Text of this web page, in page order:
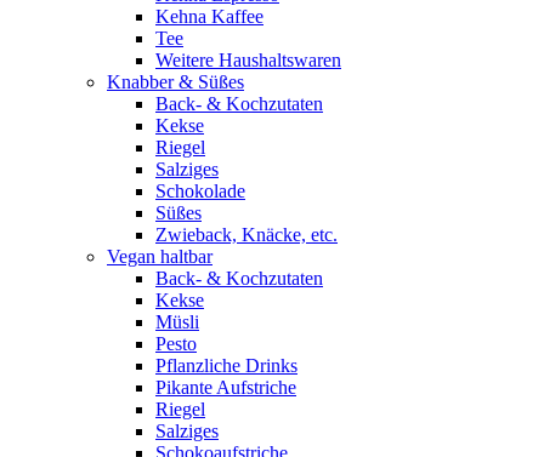
Kehna Kaffee
Tee
Weitere Haushaltswaren
Knabber & Süßes
Back- & Kochzutaten
Kekse
Riegel
Salziges
Schokolade
Süßes
Zwieback, Knäcke, etc.
Vegan haltbar
Back- & Kochzutaten
Kekse
Müsli
Pesto
Pflanzliche Drinks
Pikante Aufstriche
Riegel
Salziges
Schokoaufstriche